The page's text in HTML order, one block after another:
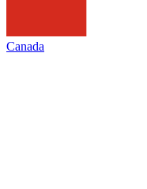
Canada